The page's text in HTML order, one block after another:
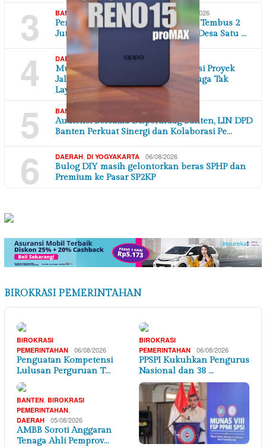
3 BANTEN DAERAH, EKONOMI BISNIS 06/08/2026
Permintaan Jagung Industri Pakan Tembus 2
Juta Ton, Andra Soni Dorong Satu Desa Satu …
4 DAERAH JAWA BARAT 06/08/2026
Mutu Dipertanyakan, Tulangan Besi Proyek
Jalan Poros Desa di Karawang Diduga Tak
Laya…
5 BANTEN
Audiensi Bersama Disperindag Banten, LIN DPD
Banten Perkuat Sinergi dan Kolaborasi Pe…
6 DAERAH DI YOGYAKARTA 06/08/2026
Bulog DIY masih gelontorkan beras SPHP dan
Premium ke Pasar SP2KP
BIROKRASI PEMERINTAHAN
BIROKRASI
PEMERINTAHAN
06/08/2026
Penguatan Kompetensi
Lulusan Perguruan T…
BIROKRASI
PEMERINTAHAN
06/08/2026
PPSPI Kukuhkan Pengurus
Nasional dan 38 …
BANTEN, BIROKRASI
PEMERINTAHAN,
DAERAH 05/08/2026
AMBB Soroti Anggaran
Tenaga Ahli Pemprov…